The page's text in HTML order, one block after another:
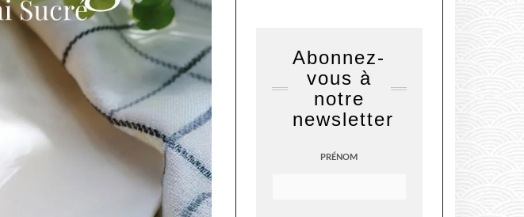
Abonnez-
vous à
notre
newsletter
PRÉNOM